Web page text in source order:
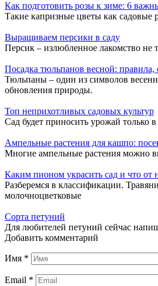
Как подготовить розы к зиме: 6
Такие капризные цветы как садовые
Выращиваем персики в саду
Персик – излюбленное лакомство не
Посадка тюльпанов весной: правила,
Тюльпаны – один из символов
обновления природы.
Топ неприхотливых садовых культур
Сад будет приносить урожай только в
Ампельные растения для кашпо:
Многие ампельные растения можно
Каким пионом украсить сад и что от
Разберемся в классификации.
молочноцветковые
Сорта петуний
Для любителей петуний сейчас
Добавить комментарий
Имя *
Email *